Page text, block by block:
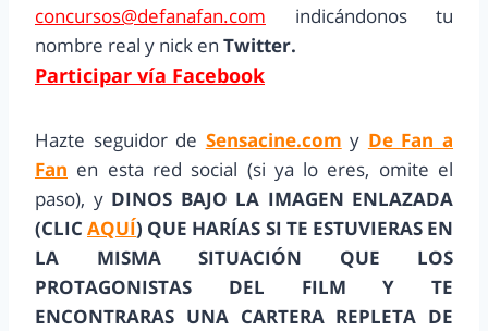
concursos@defanafan.com indicándonos tu
nombre real y nick en Twitter.
Participar vía Facebook
Hazte seguidor de Sensacine.com y De Fan a
Fan en esta red social (si ya lo eres, omite el
paso), y DINOS BAJO LA IMAGEN ENLAZADA
(CLICAQUÍ) QUE HARÍAS SI TE ESTUVIERAS EN
LA MISMA SITUACIÓN QUE LOS
PROTAGONISTAS DEL FILM Y TE
ENCONTRARAS UNA CARTERA REPLETA DE